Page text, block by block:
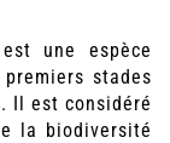
une espèce
stades
Il est considéré
la biodiversité